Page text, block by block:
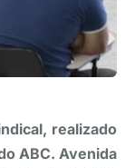
realizado
ABC. Avenida